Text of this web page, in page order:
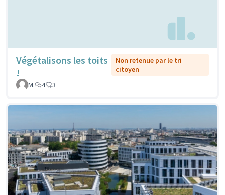
Végétalisons les toits
!
Non retenue par le tri
citoyen
M.
4 3